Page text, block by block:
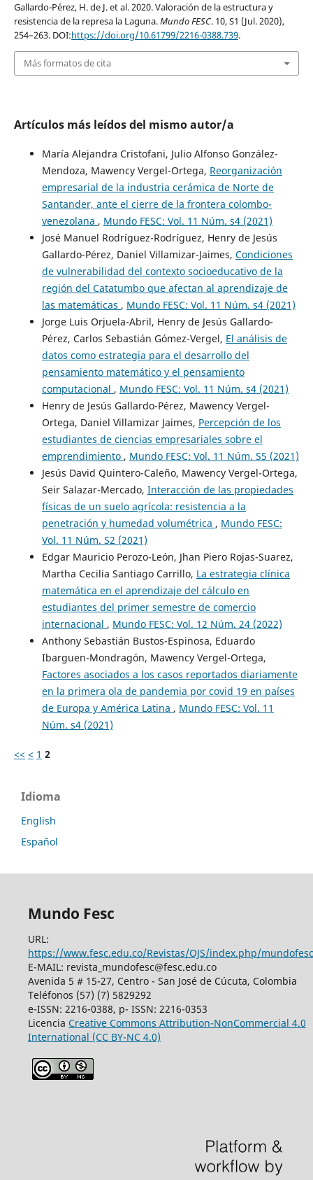
Gallardo-Pérez, H. de J. et al. 2020. Valoración de la estructura y
resistencia de la represa la Laguna.Mundo FESC. 10, S1 (Jul. 2020),
254–263. DOI:https://doi.org/10.61799/2216-0388.739.
Más formatos de cita
Artículos más leídos del mismo autor/a
María Alejandra Cristofani, Julio Alfonso González-
Mendoza, Mawency Vergel-Ortega, Reorganización
empresarial de la industria cerámica de Norte de
Santander, ante el cierre de la frontera colombo-
venezolana , Mundo FESC: Vol. 11 Núm. s4 (2021)
José Manuel Rodríguez-Rodríguez, Henry de Jesús
Gallardo-Pérez, Daniel Villamizar-Jaimes, Condiciones
de vulnerabilidad del contexto socioeducativo de la
región del Catatumbo que afectan al aprendizaje de
las matemáticas , Mundo FESC: Vol. 11 Núm. s4 (2021)
Jorge Luis Orjuela-Abril, Henry de Jesús Gallardo-
Pérez, Carlos Sebastián Gómez-Vergel, El análisis de
datos como estrategia para el desarrollo del
pensamiento matemático y el pensamiento
computacional , Mundo FESC: Vol. 11 Núm. s4 (2021)
Henry de Jesús Gallardo-Pérez, Mawency Vergel-
Ortega, Daniel Villamizar Jaimes, Percepción de los
estudiantes de ciencias empresariales sobre el
emprendimiento , Mundo FESC: Vol. 11 Núm. S5 (2021)
Jesús David Quintero-Caleño, Mawency Vergel-Ortega,
Seir Salazar-Mercado, Interacción de las propiedades
físicas de un suelo agrícola: resistencia a la
penetración y humedad volumétrica , Mundo FESC:
Vol. 11 Núm. S2 (2021)
Edgar Mauricio Perozo-León, Jhan Piero Rojas-Suarez,
Martha Cecilia Santiago Carrillo, La estrategia clínica
matemática en el aprendizaje del cálculo en
estudiantes del primer semestre de comercio
internacional , Mundo FESC: Vol. 12 Núm. 24 (2022)
Anthony Sebastián Bustos-Espinosa, Eduardo
Ibarguen-Mondragón, Mawency Vergel-Ortega,
Factores asociados a los casos reportados diariamente
en la primera ola de pandemia por covid 19 en países
de Europa y América Latina , Mundo FESC: Vol. 11
Núm. s4 (2021)
<< < 1 2
Idioma
English
Español
Mundo Fesc
URL:
https://www.fesc.edu.co/Revistas/OJS/index.php/mundofesc
E-MAIL: revista_mundofesc@fesc.edu.co
Avenida 5 # 15-27, Centro - San José de Cúcuta, Colombia
Teléfonos (57) (7) 5829292
e-ISSN: 2216-0388, p- ISSN: 2216-0353
Licencia Creative Commons Attribution-NonCommercial 4.0
International (CC BY-NC 4.0)